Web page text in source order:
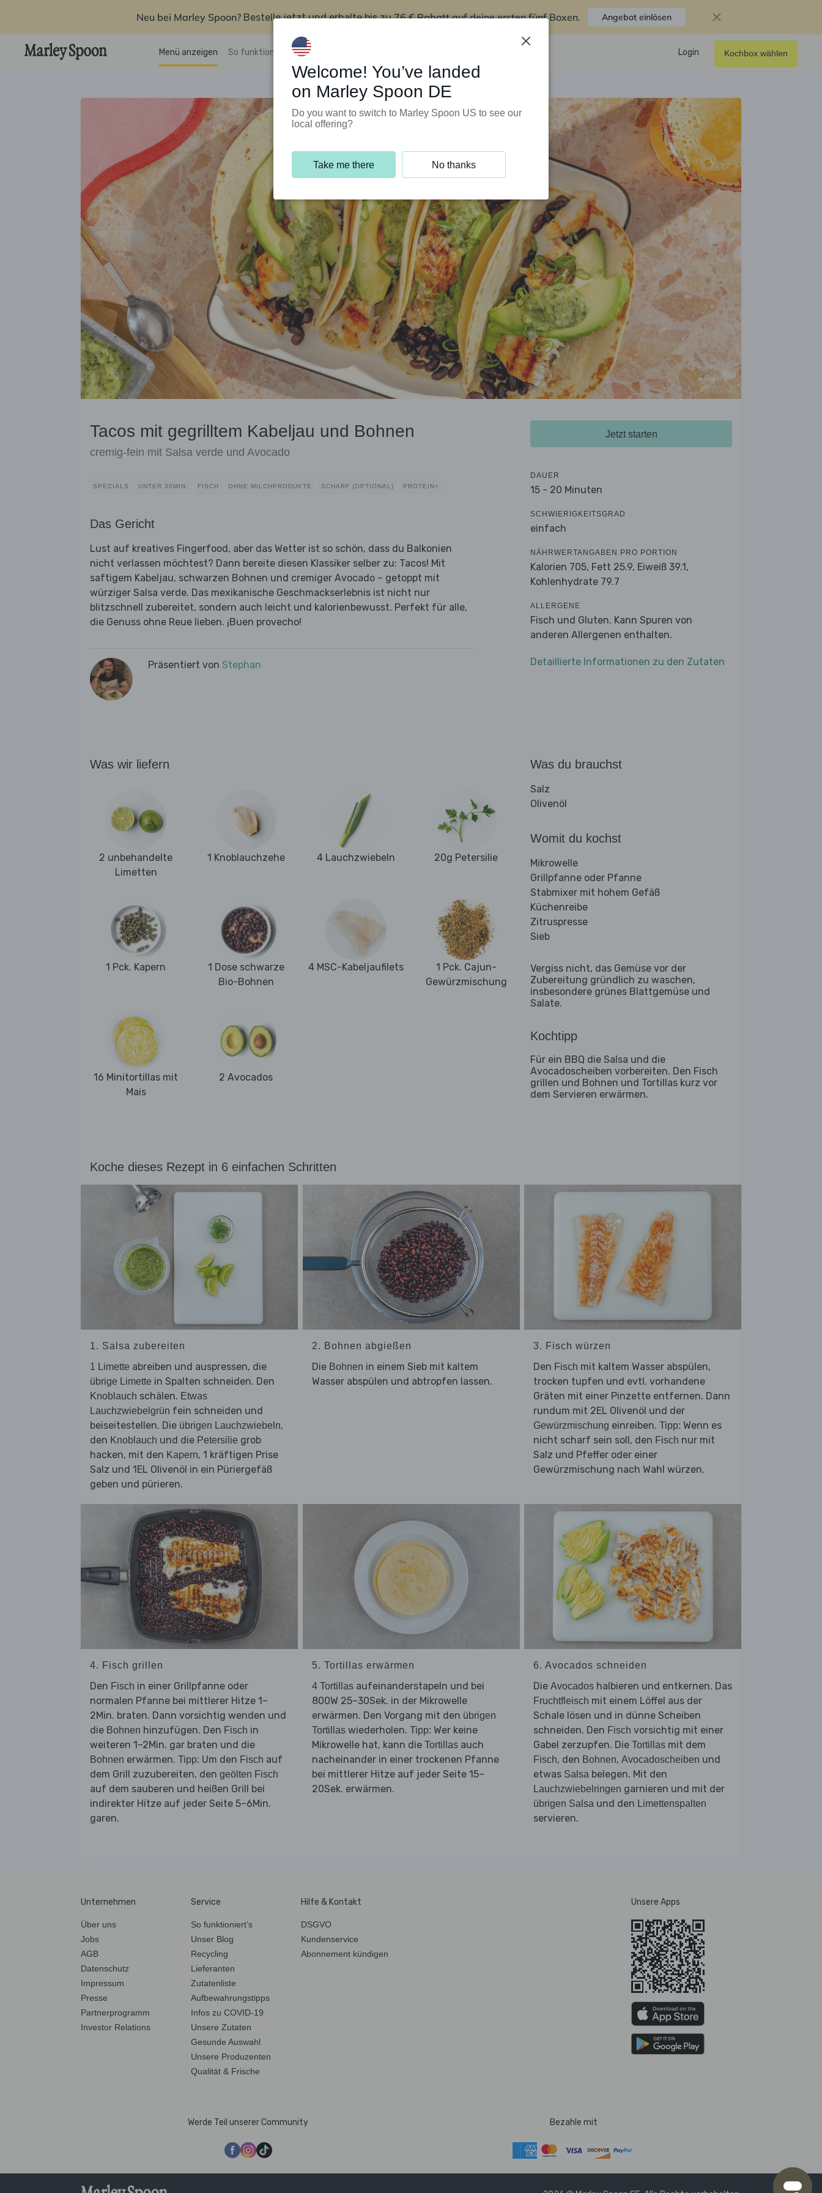
Neu bei Marley Spoon? Bestelle jetzt und erhalte bis zu76 € Rabatt auf deine ersten fünf Boxen. Angebot einlösen
Menü anzeigen So funktioniert’s Kundenservice Login Kochbox wählen
Tacos mit gegrilltem Kabeljau und Bohnen
cremig-fein mit Salsa verde und Avocado
SPECIALS UNTER 30MIN. FISCH OHNE MILCHPRODUKTE SCHARF (OPTIONAL) PROTEIN+
Das Gericht
Lust auf kreatives Fingerfood, aber das Wetter ist so schön, dass du Balkonien
nicht verlassen möchtest? Dann bereite diesen Klassiker selber zu: Tacos! Mit
saftigem Kabeljau, schwarzen Bohnen und cremiger Avocado – getoppt mit
würziger Salsa verde. Das mexikanische Geschmackserlebnis ist nicht nur
blitzschnell zubereitet, sondern auch leicht und kalorienbewusst. Perfekt für alle,
die Genuss ohne Reue lieben. ¡Buen provecho!
Präsentiert von Stephan
Jetzt starten
DAUER
15 - 20 Minuten
SCHWIERIGKEITSGRAD
einfach
NÄHRWERTANGABEN PRO PORTION
Kalorien 705, Fett 25.9, Eiweiß 39.1,
Kohlenhydrate 79.7
ALLERGENE
Fisch und Gluten. Kann Spuren von
anderen Allergenen enthalten.
Detaillierte Informationen zu den Zutaten
Was wir liefern
2 unbehandelte
Limetten
1 Knoblauchzehe 4 Lauchzwiebeln 20g Petersilie
1 Pck. Kapern
1 Dose schwarze
Bio-Bohnen
4 MSC-Kabeljaufilets
1 Pck. Cajun-
Gewürzmischung
16 Minitortillas mit
Mais
2 Avocados
Was du brauchst
Salz
Olivenöl
Womit du kochst
Mikrowelle
Grillpfanne oder Pfanne
Stabmixer mit hohem Gefäß
Küchenreibe
Zitruspresse
Sieb
Vergiss nicht, das Gemüse vor der
Zubereitung gründlich zu waschen,
insbesondere grünes Blattgemüse und
Salate.
Kochtipp
Für ein BBQ die Salsa und die
Avocadoscheiben vorbereiten. Den Fisch
grillen und Bohnen und Tortillas kurz vor
dem Servieren erwärmen.
Koche dieses Rezept in 6 einfachen Schritten
1. Salsa zubereiten
1 Limette abreiben und auspressen, die
übrige Limette in Spalten schneiden. Den
Knoblauch schälen. Etwas
Lauchzwiebelgrün fein schneiden und
beiseitestellen. Die übrigen Lauchzwiebeln,
den Knoblauch und die Petersilie grob
hacken, mit den Kapern, 1 kräftigen Prise
Salz und 1EL Olivenöl in ein Püriergefäß
geben und pürieren.
2. Bohnen abgießen
Die Bohnen in einem Sieb mit kaltem
Wasser abspülen und abtropfen lassen.
3. Fisch würzen
Den Fisch mit kaltem Wasser abspülen,
trocken tupfen und evtl. vorhandene
Gräten mit einer Pinzette entfernen. Dann
rundum mit 2EL Olivenöl und der
Gewürzmischung einreiben. Tipp: Wenn es
nicht scharf sein soll, den Fisch nur mit
Salz und Pfeffer oder einer
Gewürzmischung nach Wahl würzen.
4. Fisch grillen
Den Fisch in einer Grillpfanne oder
normalen Pfanne bei mittlerer Hitze 1–
2Min. braten. Dann vorsichtig wenden und
die Bohnen hinzufügen. Den Fisch in
weiteren 1–2Min. gar braten und die
Bohnen erwärmen. Tipp: Um den Fisch auf
dem Grill zuzubereiten, den geölten Fisch
auf dem sauberen und heißen Grill bei
indirekter Hitze auf jeder Seite 5–6Min.
garen.
5. Tortillas erwärmen
4 Tortillasaufeinanderstapeln und bei
800W 25–30Sek. in der Mikrowelle
erwärmen. Den Vorgang mit den übrigen
Tortillaswiederholen. Tipp: Wer keine
Mikrowelle hat, kann die Tortillasauch
nacheinander in einer trockenen Pfanne
bei mittlerer Hitze auf jeder Seite 15–
20Sek. erwärmen.
6. Avocados schneiden
Die Avocados halbieren und entkernen. Das
Fruchtfleisch mit einem Löffel aus der
Schale lösen und in dünne Scheiben
schneiden. Den Fisch vorsichtig mit einer
Gabel zerzupfen. Die Tortillas mit dem
Fisch, den Bohnen, Avocadoscheiben und
etwas Salsa belegen. Mit den
Lauchzwiebelringen garnieren und mit der
übrigen Salsa und den Limettenspalten
servieren.
Unternehmen
Über uns
Jobs
AGB
Datenschutz
Impressum
Presse
Partnerprogramm
Investor Relations
Service
So funktioniert’s
Unser Blog
Recycling
Lieferanten
Zutatenliste
Aufbewahrungstipps
Infos zu COVID-19
Unsere Zutaten
Gesunde Auswahl
Unsere Produzenten
Qualität & Frische
Hilfe & Kontakt
DSGVO
Kundenservice
Abonnement kündigen
Unsere Apps
Werde Teil unserer Community Bezahle mit
Welcome! You’ve landed
on Marley Spoon DE
Do you want to switch to Marley Spoon US to see our
local offering?
Take me there No thanks